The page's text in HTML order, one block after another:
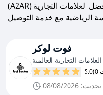
(A2AR) بقيمة (5%) من صحصح كوبون لأفضل العلامات التجارية
الرياضية مع خدمة التوصيل
فوت لوكر
التجارية العالمية
5.0
08/08/2026